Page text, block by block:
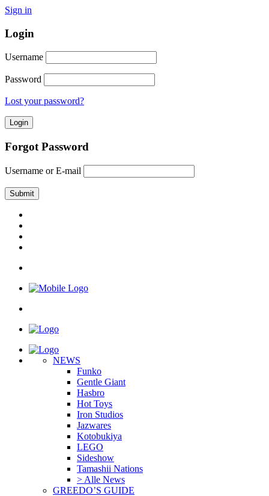
Sign in
Login
Username
Password
Lost your password?
Forgot Password
Username or E-mail
NEWS
Funko
Gentle Giant
Hasbro
Hot Toys
Iron Studios
Jazwares
Kotobukiya
LEGO
Sideshow
Tamashii Nations
> Alle News
GREEDO’S GUIDE